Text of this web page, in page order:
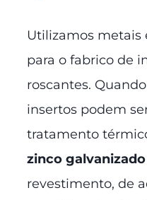
Utilizamos metais
para o fabrico de
roscantes.
insertos podem
tratamento
zinco galvanizado
revestimento, de